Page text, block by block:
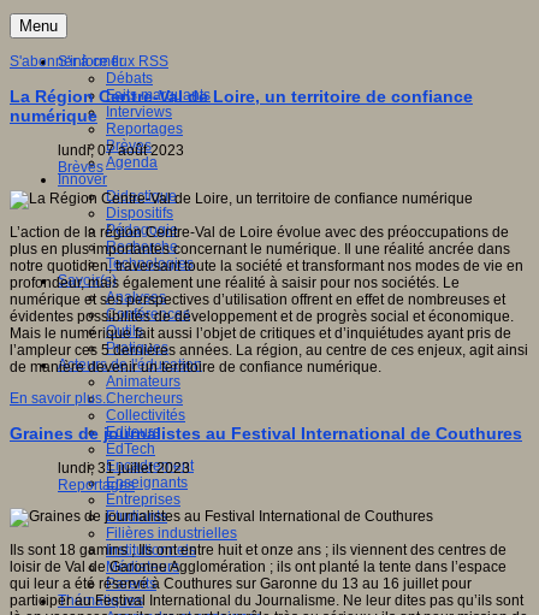
Menu
S'informer
Débats
Faits marquants
Interviews
Reportages
Brèves
Agenda
Innover
Didactique
Dispositifs
Pédagogie
Recherche
Technologies
Savoir(s)
Analyses
Conférences
Outils
Pratiques
Acteurs de l'éducation
Animateurs
Chercheurs
Collectivités
Editeurs
EdTech
Encadrement
Enseignants
Entreprises
Etudiants
Filières industrielles
Institutionnels
Médiateurs
Parents
Thématiques
S'abonner à ce flux RSS
La Région Centre-Val de Loire, un territoire de confiance
numérique
lundi, 07 août 2023
Brèves
L’action de la région Centre-Val de Loire évolue avec des préoccupations de
plus en plus importantes concernant le numérique. Il une réalité ancrée dans
notre quotidien, traversant toute la société et transformant nos modes de vie en
profondeur, mais également une réalité à saisir pour nos sociétés. Le
numérique et ses perspectives d’utilisation offrent en effet de nombreuses et
évidentes possibilités de développement et de progrès social et économique.
Mais le numérique fait aussi l’objet de critiques et d’inquiétudes ayant pris de
l’ampleur ces 5 dernières années. La région, au centre de ces enjeux, agit ainsi
de manière devenir un territoire de confiance numérique.
En savoir plus...
Graines de journalistes au Festival International de Couthures
lundi, 31 juillet 2023
Reportages
Ils sont 18 gamins ; Ils ont entre huit et onze ans ; ils viennent des centres de
loisir de Val de Garonne Agglomération ; ils ont planté la tente dans l’espace
qui leur a été réservé à Couthures sur Garonne du 13 au 16 juillet pour
participer au Festival International du Journalisme. Ne leur dites pas qu’ils sont